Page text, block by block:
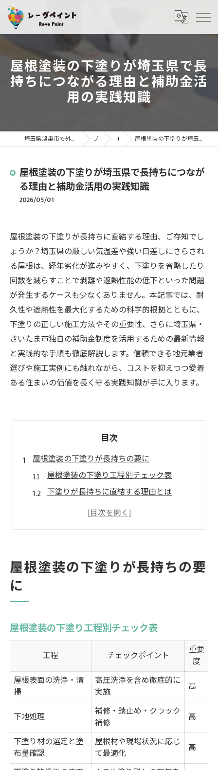
屋根塗装の下塗りが埼玉県で長
持ちにつながる理由と補助金活
用の実践知識
埼玉県鴻巣市で外壁塗装・屋根塗装ならレーヴペイント ブログ コラム 屋根塗装の下塗りが埼玉県で長持ちにつながる理由と補助金活用の実践知識
屋根塗装の下塗りが埼玉県で長持ちにつなが
る理由と補助金活用の実践知識
2026/05/01
屋根塗装の下塗りが長持ちに直結する理由、ご存知でし
ょうか？埼玉県の厳しい気温差や強い日差しにさらされ
る屋根は、経年劣化が進みやすく、下塗りを省略したり
回数を減らすことで剥離や遮熱性能の低下といった問題
が発生するケースも少なくありません。本記事では、耐
久性や遮熱性を最大化するための科学的根拠とともに、
下塗りの正しい施工方法やその重要性、さらに埼玉県・
さいたま市独自の補助金制度を活用するための最新情報
と実践的な手順も徹底解説します。信頼できる地元業者
選びや施工実例にも触れながら、コストを抑えつつ愛着
ある住まいの価値を長く守る実践知識が手に入ります。
目次
屋根塗装の下塗りが長持ちの要に
屋根塗装の下塗り工程別チェック表
下塗りが長持ちに直結する理由とは
屋根塗装で剥離を防ぐ基礎知識
埼玉県で下塗り重視の屋根塗装術
埼玉県で選ばれる屋根塗装下塗り材比較表
屋根塗装なら下塗り2回が必要な理由
遮熱性アップを狙う下塗りの工夫
剥離を防ぐ下塗り2回施工の秘密
下塗り1回vs2回 屋根塗装の効果比較表
2回施工で剥離リスクを最小化する方法
屋根塗装の吸い込み防止に効く下塗り術
埼玉県の気候に合う下塗り回数の選び方
下塗り2回で上塗りの密着性を高める
耐久性に差がつく下塗りの重要性とは
屋根塗装の下塗りが長持ちの要
に
屋根塗装の下塗り工程別チェック表
工程 チェックポイント
重要
度
屋根表面の洗浄・清
掃
高圧洗浄を含め徹底的に
実施
高
下地処理
補修・錆止め・クラック
補修
高
下塗り材の選定と塗
布量確認
屋根材や現場状況に応じ
て最適化
高